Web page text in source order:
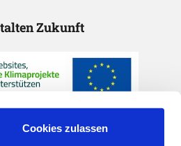
Cookies zulassen
Zukunft